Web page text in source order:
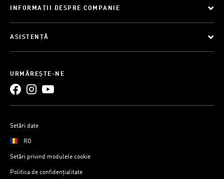
INFORMAȚII DESPRE COMPANIE
ASISTENȚĂ
URMĂREȘTE-NE
Setări date
RO
Setări privind modulele cookie
Politica de confidențialitate